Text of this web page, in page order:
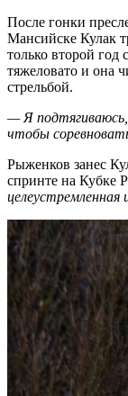
После гонки
Мансийске Кулак
только второй год
тяжеловато и она
стрельбой.
— Я подтягиваюсь,
чтобы
Рыженков занес
спринте на Кубке
целеустремленная